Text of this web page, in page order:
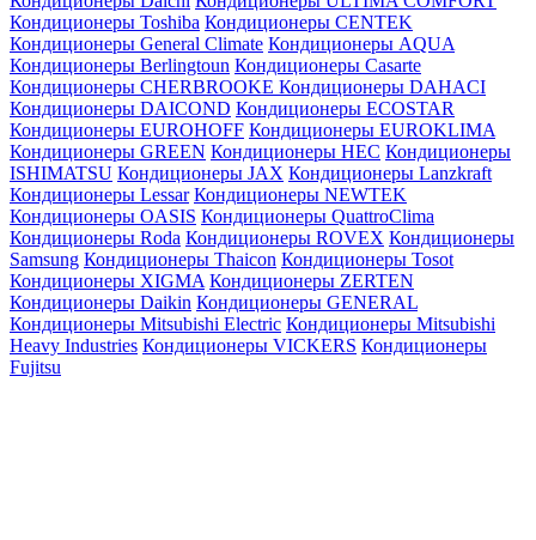
Кондиционеры Toshiba Кондиционеры CENTEK
Кондиционеры General Climate Кондиционеры AQUA
Кондиционеры Berlingtoun Кондиционеры Casarte
Кондиционеры CHERBROOKE Кондиционеры DAHACI
Кондиционеры DAICOND Кондиционеры ECOSTAR
Кондиционеры EUROHOFF Кондиционеры EUROKLIMA
Кондиционеры GREEN Кондиционеры HEC Кондиционеры
ISHIMATSU Кондиционеры JAX Кондиционеры Lanzkraft
Кондиционеры Lessar Кондиционеры NEWTEK
Кондиционеры OASIS Кондиционеры QuattroClima
Кондиционеры Roda Кондиционеры ROVEX Кондиционеры
Samsung Кондиционеры Thaicon Кондиционеры Tosot
Кондиционеры XIGMA Кондиционеры ZERTEN
Кондиционеры Daikin Кондиционеры GENERAL
Кондиционеры Mitsubishi Electric Кондиционеры Mitsubishi
Heavy Industries Кондиционеры VICKERS Кондиционеры
Fujitsu